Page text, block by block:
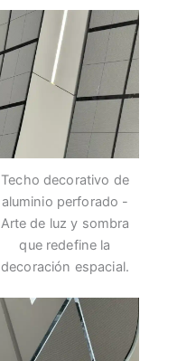
Techo decorativo de
aluminio perforado -
Arte de luz y sombra
que redefine la
decoración espacial.